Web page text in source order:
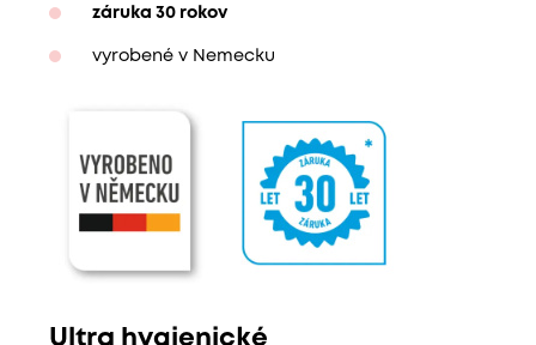
záruka 30 rokov
vyrobené v Nemecku
Ultra hygienické